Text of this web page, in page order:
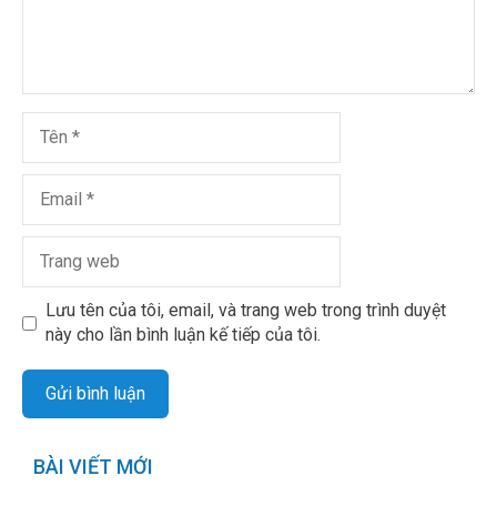
Lưu tên của tôi, email, và trang web trong trình duyệt
này cho lần bình luận kế tiếp của tôi.
BÀI VIẾT MỚI